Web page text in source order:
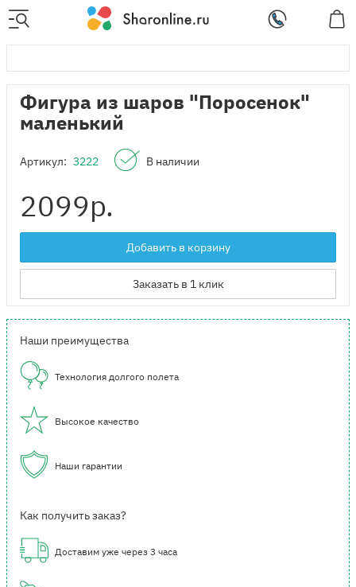
Фигура из шаров "Поросенок"
маленький
Артикул: 3222 В наличии
2099р.
Добавить в корзину
Заказать в 1 клик
Наши преимущества
Технология долгого полета
Высокое качество
Наши гарантии
Как получить заказ?
Доставим уже через 3 часа